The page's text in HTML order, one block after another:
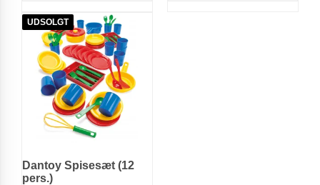
UDSOLGT
Dantoy Spisesæt (12
pers.)